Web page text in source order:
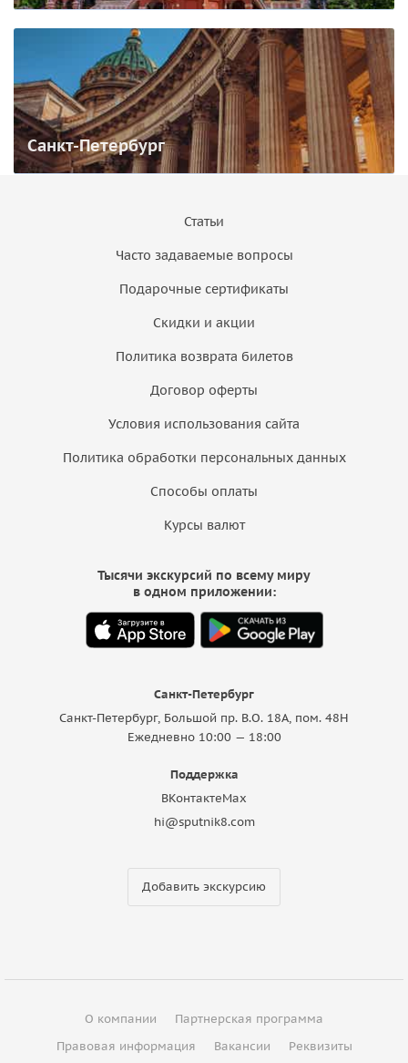
Санкт-Петербург
Статьи
Часто задаваемые вопросы
Подарочные сертификаты
Скидки и акции
Политика возврата билетов
Договор оферты
Условия использования сайта
Политика обработки персональных данных
Способы оплаты
Курсы валют
Санкт-Петербург
Санкт-Петербург, Большой пр. В.О. 18A, пом. 48Н
Ежедневно 10:00 — 18:00
Поддержка
ВКонтактеMax
hi@sputnik8.com
Добавить экскурсию
Тысячи экскурсий по всему миру
в одном приложении:
О компании
Партнерская программа
Правовая информация
Вакансии Реквизиты